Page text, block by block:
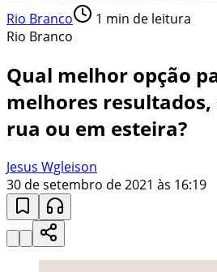
Rio Branco 1 min de leitura
Rio Branco
Qual melhor opção
melhores
rua ou em esteira?
Jesus Wgleison
30 de setembro de 2021 às 16:19